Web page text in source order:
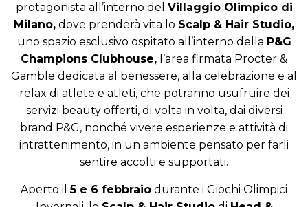
protagonista all’interno del Villaggio Olimpico di
Milano, dove prenderà vita lo Scalp & Hair Studio,
uno spazio esclusivo ospitato all’interno della P&G
Champions Clubhouse, l’area firmata Procter &
Gamble dedicata al benessere, alla celebrazione e al
relax di atlete e atleti, che potranno usufruire dei
servizi beauty offerti, di volta in volta, dai diversi
brand P&G, nonché vivere esperienze e attività di
intrattenimento, in un ambiente pensato per farli
sentire accolti e supportati.
Aperto il5 e 6 febbraio durante i Giochi Olimpici